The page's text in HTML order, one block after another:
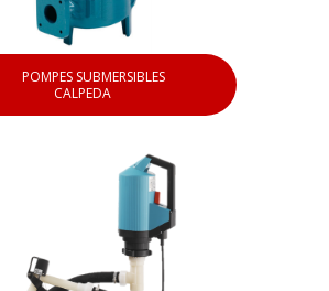
POMPES SUBMERSIBLES
CALPEDA